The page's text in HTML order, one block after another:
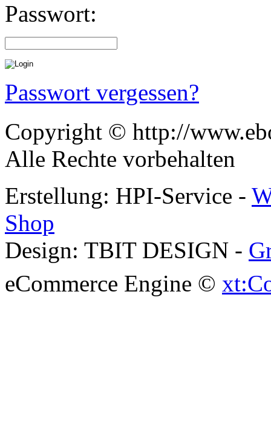
Passwort:
Passwort vergessen?
Copyright © http://
Alle Rechte vorbehalten
Erstellung: HPI-Service -
Shop
Design: TBIT DESIGN -
eCommerce Engine ©